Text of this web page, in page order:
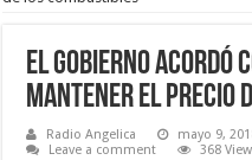
El gobierno acordó
mantener el precio
Radio Angelica mayo 9,
Leave a comment
368